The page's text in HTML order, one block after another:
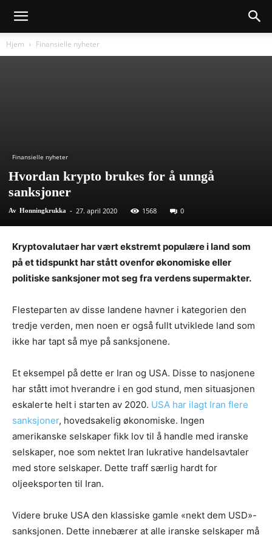
Hjem Finansielle nyheter
Finansielle nyheter
Hvordan krypto brukes for å unngå
sanksjoner
Av Honningkrukka - 27. april 2020 1568 0
Kryptovalutaer har vært ekstremt populære i land som
på et tidspunkt har stått ovenfor økonomiske eller
politiske sanksjoner mot seg fra verdens supermakter.
Flesteparten av disse landene havner i kategorien den
tredje verden, men noen er også fullt utviklede land som
ikke har tapt så mye på sanksjonene.
Et eksempel på dette er Iran og USA. Disse to nasjonene
har stått imot hverandre i en god stund, men situasjonen
eskalerte helt i starten av 2020. USA har ilagt Iran flere
sanksjoner, hovedsakelig økonomiske. Ingen
amerikanske selskaper fikk lov til å handle med iranske
selskaper, noe som nektet Iran lukrative handelsavtaler
med store selskaper. Dette traff særlig hardt for
oljeeksporten til Iran.
Videre bruke USA den klassiske gamle «nekt dem USD»-
sanksjonen. Dette innebærer at alle iranske selskaper må